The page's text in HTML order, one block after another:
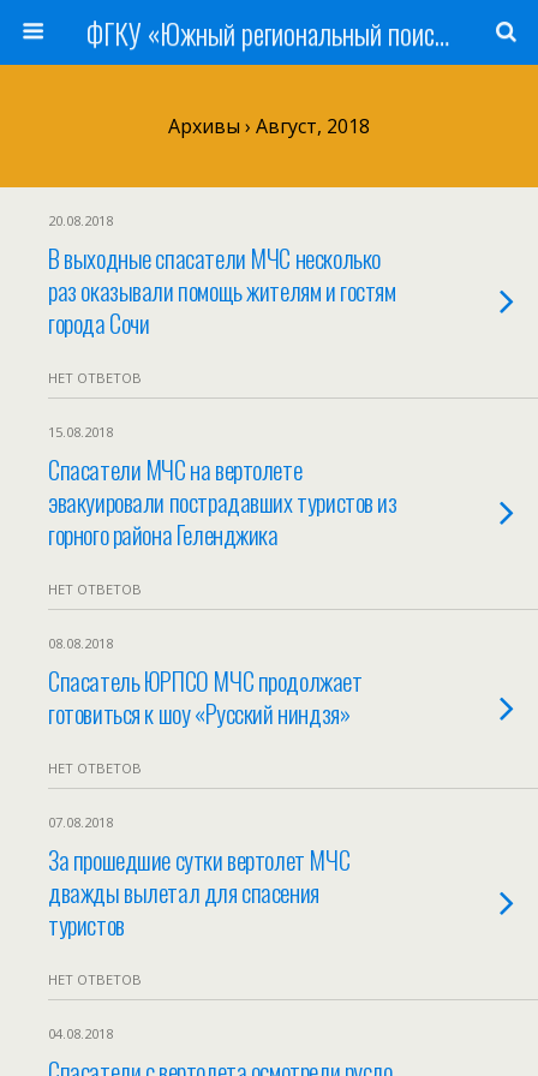
ФГКУ «Южный региональный поисково-спасательный отряд» МЧС России
Архивы › Август, 2018
20.08.2018
В выходные спасатели МЧС несколько
раз оказывали помощь жителям и гостям
города Сочи
НЕТ ОТВЕТОВ
15.08.2018
Спасатели МЧС на вертолете
эвакуировали пострадавших туристов из
горного района Геленджика
НЕТ ОТВЕТОВ
08.08.2018
Спасатель ЮРПСО МЧС продолжает
готовиться к шоу «Русский ниндзя»
НЕТ ОТВЕТОВ
07.08.2018
За прошедшие сутки вертолет МЧС
дважды вылетал для спасения
туристов
НЕТ ОТВЕТОВ
04.08.2018